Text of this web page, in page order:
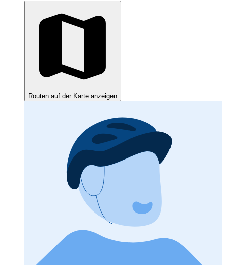
Routen auf der Karte anzeigen